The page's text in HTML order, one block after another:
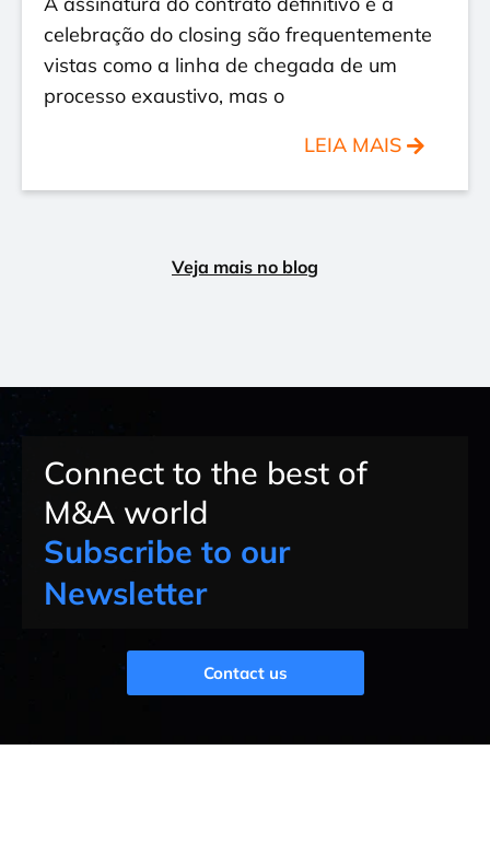
celebração do closing são frequentemente
vistas como a linha de chegada de um
processo exaustivo, mas o
LEIA MAIS
Veja mais no blog
Connect to the best of
M&A world
Subscribe to our
Newsletter
Contact us